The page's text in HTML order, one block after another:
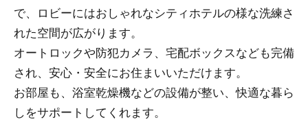
で、ロビーにはおしゃれなシティホテルの様な洗練さ
れた空間が広がります。
オートロックや防犯カメラ、宅配ボックスなども完備
され、安心・安全にお住まいいただけます。
お部屋も、浴室乾燥機などの設備が整い、快適な暮ら
しをサポートしてくれます。